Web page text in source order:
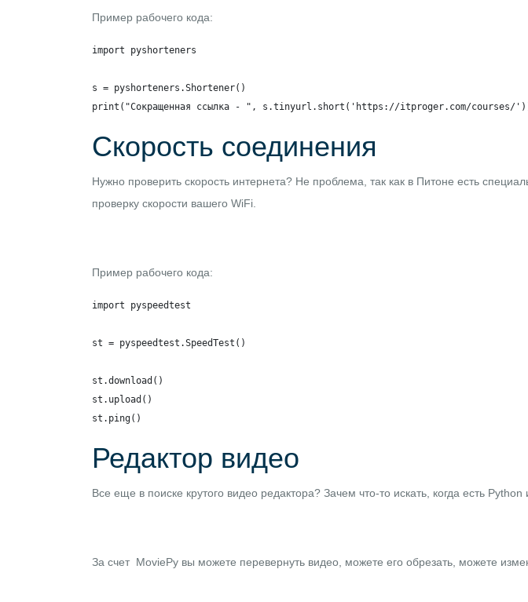
Пример рабочего кода:
import pyshorteners
s = pyshorteners.Shortener()
print("Сокращенная ссылка - ", s.tinyurl.short('https://itproger.com/courses/
Скорость соединения
Нужно проверить скорость интернета? Не проблема, так как в Питоне есть
проверку скорости вашего WiFi.
Пример рабочего кода:
import pyspeedtest
st = pyspeedtest.SpeedTest()
st.download()
st.upload()
st.ping()
Редактор видео
Все еще в поиске крутого видео редактора? Зачем что-то искать, когда есть
За счет MoviePy вы можете перевернуть видео, можете его обрезать, можете